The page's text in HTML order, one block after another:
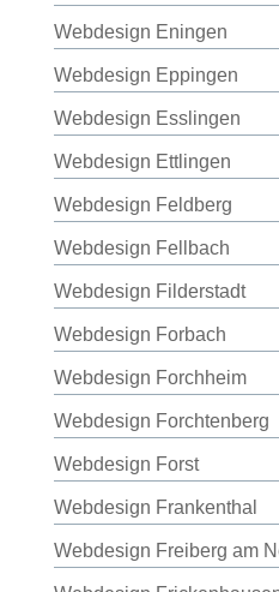
Webdesign Eningen
Webdesign Eppingen
Webdesign Esslingen
Webdesign Ettlingen
Webdesign Feldberg
Webdesign Fellbach
Webdesign Filderstadt
Webdesign Forbach
Webdesign Forchheim
Webdesign Forchtenberg
Webdesign Forst
Webdesign Frankenthal
Webdesign Freiberg am